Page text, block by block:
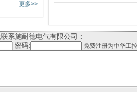
更多>>
系施耐德电气有限公司：
密码: 免费注册为中华工